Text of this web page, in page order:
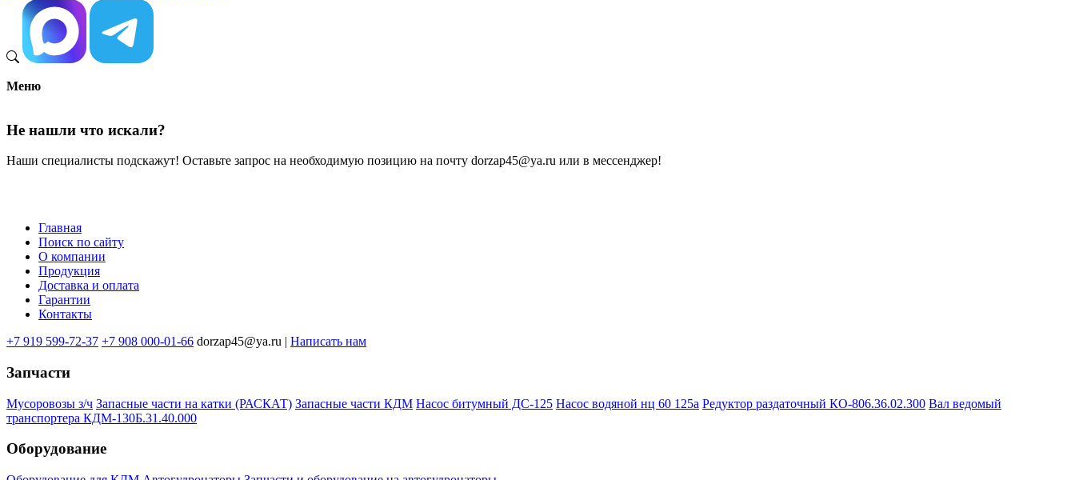
Меню
Не нашли что искали?
Наши специалисты подскажут! Оставьте запрос на необходимую позицию на почту dorzap45@ya.ru или в мессенджер!
Меню
подвале
Главная
Поиск по сайту
О компании
Продукция
Доставка и оплата
Гарантии
Контакты
+7 919 599-72-37 +7 908 000-01-66 dorzap45@ya.ru | Написать нам
Запчасти
Мусоровозы з/ч Запасные части на катки (РАСКАТ) Запасные части КДМ Насос битумный ДС-125 Насос водяной нц 60 125а Редуктор раздаточный КО-806.36.02.300 Вал ведомый
транспортера КДМ-130Б.31.40.000
Оборудование